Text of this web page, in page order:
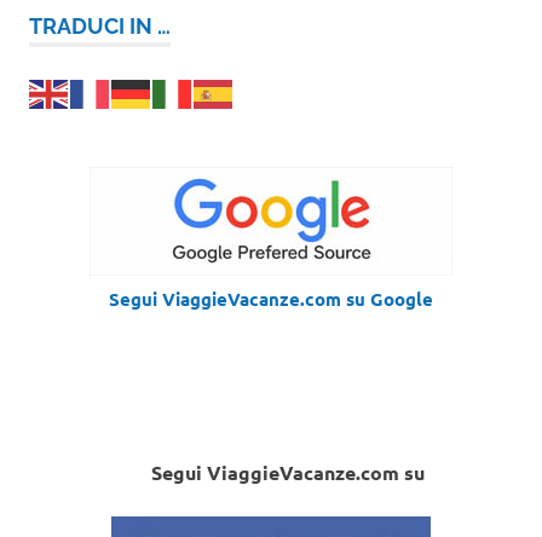
TRADUCI IN …
Segui ViaggieVacanze.com su Google
Segui ViaggieVacanze.com su